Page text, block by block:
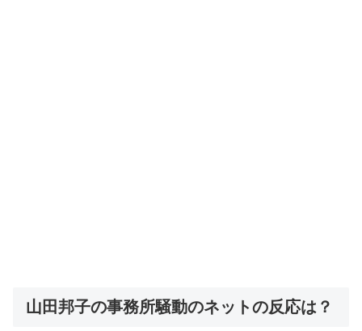
山田邦子の事務所騒動のネットの反応は？